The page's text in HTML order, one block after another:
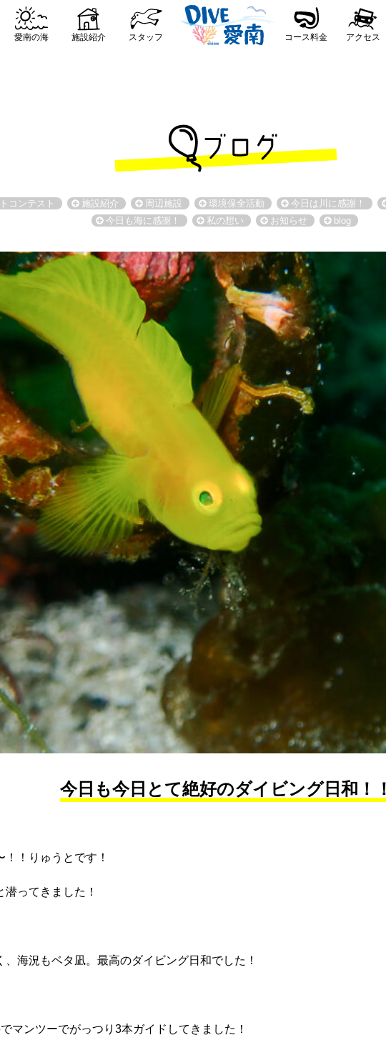
愛南の海 施設紹介 スタッフ コース料金 アクセス
コンテスト 施設紹介 周辺施設 環境保全活動
今日は川に感謝！
今日も海に感謝！
私の想い お知らせ blog
今日も今日とて絶好のダイビング日和！
！りゅうとです！
ってきました！
、海況もベタ凪。最高のダイビング日和でした！
マンツーでがっつり3本ガイドしてきました！